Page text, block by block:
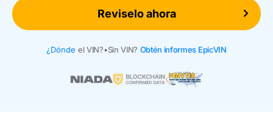
Reviselo ahora
¿Dónde el VIN?•Sin VIN? Obtén informes EpicVIN